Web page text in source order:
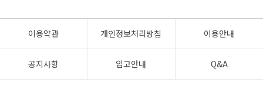
이용약관 개인정보처리방침 이용안내
공지사항 입고안내 Q&A